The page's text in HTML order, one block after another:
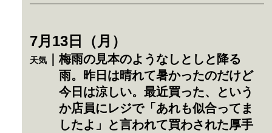
7月13日（月）
天気
｜梅雨の見本のようなしとしと降る
雨。昨日は晴れて暑かったのだけど
今日は涼しい。最近買った、という
か店員にレジで「あれも似合ってま
したよ」と言われて買わされた厚手